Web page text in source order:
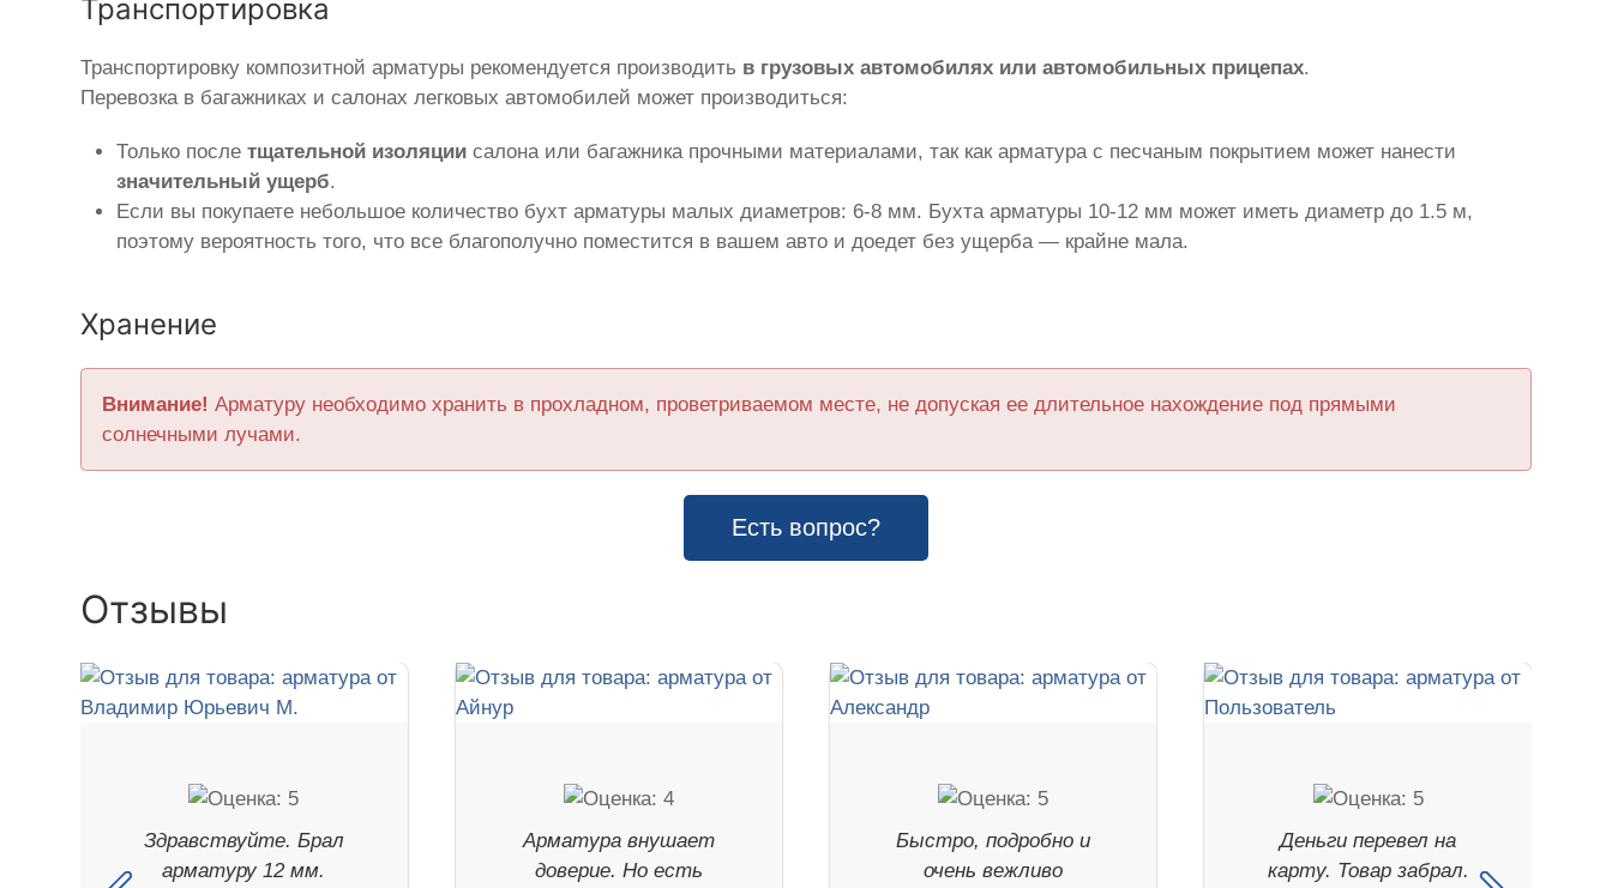
Транспортировка
Транспортировку композитной арматуры рекомендуется производить в грузовых автомобилях или автомобильных прицепах.
Перевозка в багажниках и салонах легковых автомобилей может производиться:
Только послетщательной изоляции салона или багажника прочными материалами, так как арматура с песчаным покрытием может нанести
значительный ущерб.
Если вы покупаете небольшое количество бухт арматуры малых диаметров: 6-8 мм. Бухта арматуры 10-12 мм может иметь диаметр до 1.5 м,
поэтому вероятность того, что все благополучно поместится в вашем авто и доедет без ущерба — крайне мала.
Хранение
Внимание! Арматуру необходимо хранить в прохладном, проветриваемом месте, не допуская ее длительное нахождение под прямыми
солнечными лучами.
Есть вопрос?
Отзывы
Здравствуйте. Брал
арматуру 12 мм.
Арматура внушает
доверие. Но есть
Быстро, подробно и
очень вежливо
Деньги перевел на
карту. Товар забрал.